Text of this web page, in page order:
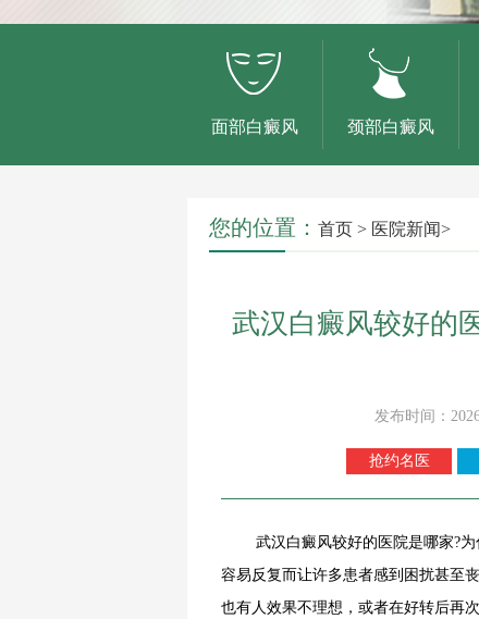
面部白癜风 颈部白癜风
您的位置： 首页 > 医院新闻>
武汉白癜风较好的
发布时间：
抢约名医
武汉白癜风较好的医院是哪家?为
容易反复而让许多患者感到困扰甚至
也有人效果不理想，或者在好转后再